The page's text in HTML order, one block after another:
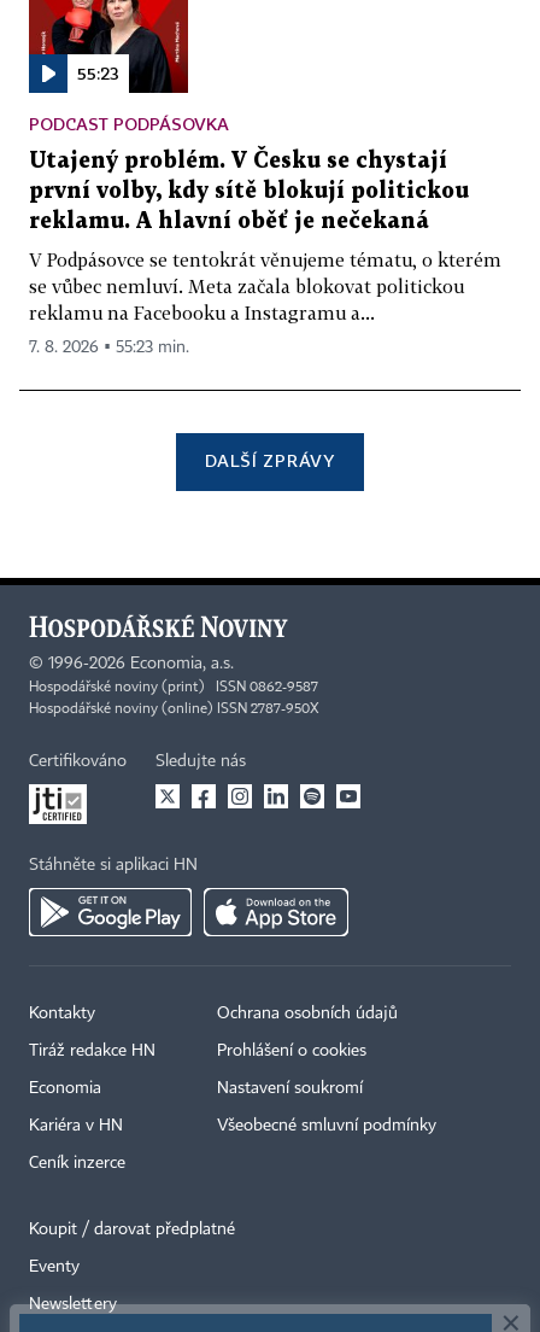
55:23
PODCAST PODPÁSOVKA
Utajený problém. V Česku se chystají
první volby, kdy sítě blokují politickou
reklamu. A hlavní oběť je nečekaná
V Podpásovce se tentokrát věnujeme tématu, o kterém
se vůbec nemluví. Meta začala blokovat politickou
reklamu na Facebooku a Instagramu a...
7. 8. 2026 ▪ 55:23 min.
DALŠÍ ZPRÁVY
© 1996-2026 Economia, a.s.
Hospodářské noviny (print) ISSN 0862-9587
Hospodářské noviny (online) ISSN 2787-950X
Certifikováno Sledujte nás
Stáhněte si aplikaci HN
Kontakty
Tiráž redakce HN
Economia
Kariéra v HN
Ceník inzerce
Ochrana osobních údajů
Prohlášení o cookies
Nastavení soukromí
Všeobecné smluvní podmínky
Koupit / darovat předplatné
Eventy
Newslettery